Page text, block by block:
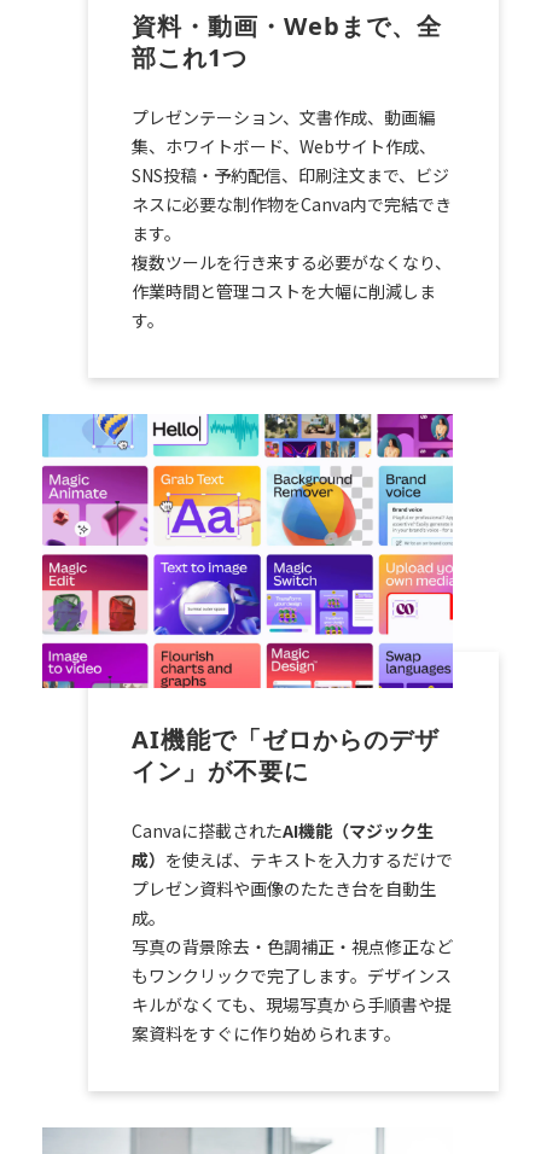
資料・動画・Webまで、全
部これ1つ
プレゼンテーション、文書作成、動画編
集、ホワイトボード、Webサイト作成、
SNS投稿・予約配信、印刷注文まで、ビジ
ネスに必要な制作物をCanva内で完結でき
ます。
複数ツールを行き来する必要がなくなり、
作業時間と管理コストを大幅に削減しま
す。
AI機能で「ゼロからのデザ
イン」が不要に
Canvaに搭載されたAI機能（マジック生
成） を使えば、テキストを入力するだけで
プレゼン資料や画像のたたき台を自動生
成。
写真の背景除去・色調補正・視点修正など
もワンクリックで完了します。デザインス
キルがなくても、現場写真から手順書や提
案資料をすぐに作り始められます。